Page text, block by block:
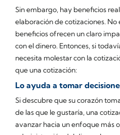
Sin embargo, hay beneficios
elaboración de cotizaciones. No
beneficios ofrecen un claro
con el dinero. Entonces, si
necesita molestar con la
que una cotización:
Lo ayuda a tomar
Si descubre que su corazón
de las que le gustaría, una
avanzar hacia un enfoque más